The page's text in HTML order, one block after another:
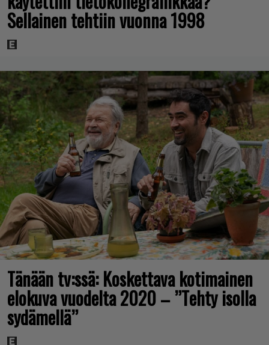
Sellainen tehtiin vuonna 1998
Tänään tv:ssä: Koskettava kotimainen
elokuva vuodelta 2020 – ”Tehty isolla
sydämellä”